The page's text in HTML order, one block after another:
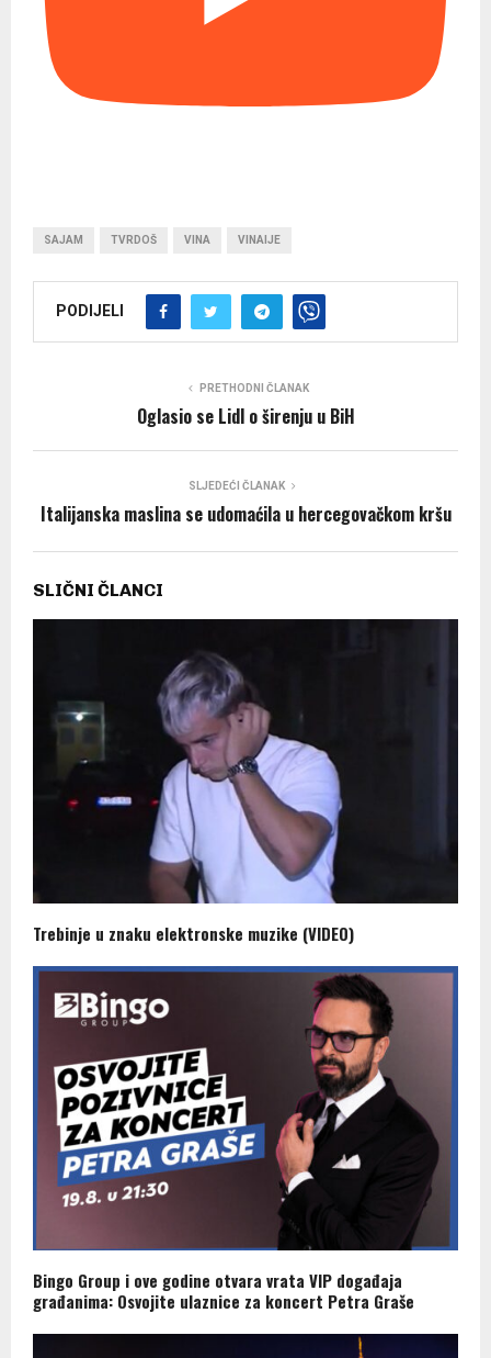
SAJAM TVRDOŠ VINA VINAIJE
PODIJELI
PRETHODNI ČLANAK
Oglasio se Lidl o širenju u BiH
SLJEDEĆI ČLANAK
Italijanska maslina se udomaćila u hercegovačkom kršu
SLIČNI ČLANCI
Trebinje u znaku elektronske muzike (VIDEO)
Bingo Group i ove godine otvara vrata VIP događaja
građanima: Osvojite ulaznice za koncert Petra Graše